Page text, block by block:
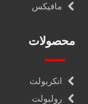
مافیکس
محصولات
انکربولت
رولبولت